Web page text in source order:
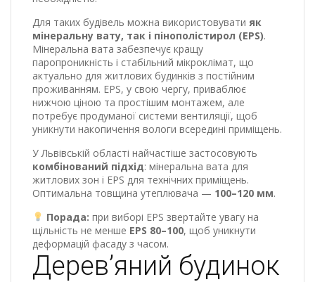
Для таких будівель можна використовувати як
мінеральну вату, так і пінополістирол (EPS).
Мінеральна вата забезпечує кращу
паропроникність і стабільний мікроклімат, що
актуально для житлових будинків з постійним
проживанням. EPS, у свою чергу, приваблює
нижчою ціною та простішим монтажем, але
потребує продуманої системи вентиляції, щоб
уникнути накопичення вологи всередині приміщень.
У Львівській області найчастіше застосовують
комбінований підхід: мінеральна вата для
житлових зон і EPS для технічних приміщень.
Оптимальна товщина утеплювача — 100–120 мм.
Порада: при виборі EPS звертайте увагу на
щільність не менше EPS 80–100, щоб уникнути
деформацій фасаду з часом.
Деревʼяний будинок